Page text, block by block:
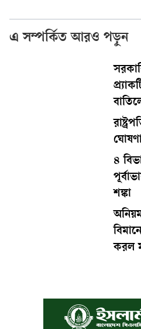
এ সম্পর্কিত আরও পড়ুন
৪
শঙ্কা
করল